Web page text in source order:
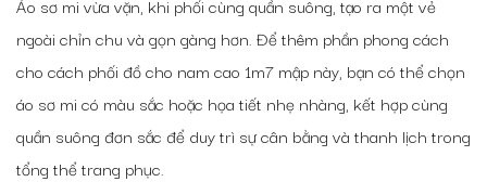
Áo sơ mi vừa vặn, khi phối cùng quần suông, tạo ra một vẻ
ngoài chỉn chu và gọn gàng hơn. Để thêm phần phong cách
cho cách phối đồ cho nam cao 1m7 mập này, bạn có thể chọn
áo sơ mi có màu sắc hoặc họa tiết nhẹ nhàng, kết hợp cùng
quần suông đơn sắc để duy trì sự cân bằng và thanh lịch trong
tổng thể trang phục.